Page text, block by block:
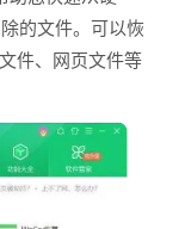
的文件。可以恢
件、网页文件等